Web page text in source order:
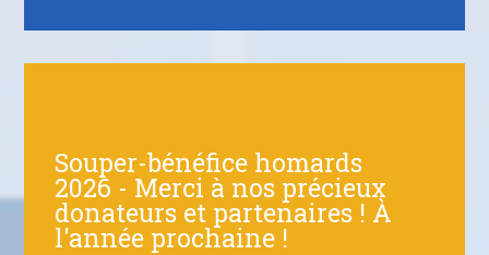
Souper-bénéfice homards
2026 - Merci à nos précieux
donateurs et partenaires ! À
l'année prochaine !